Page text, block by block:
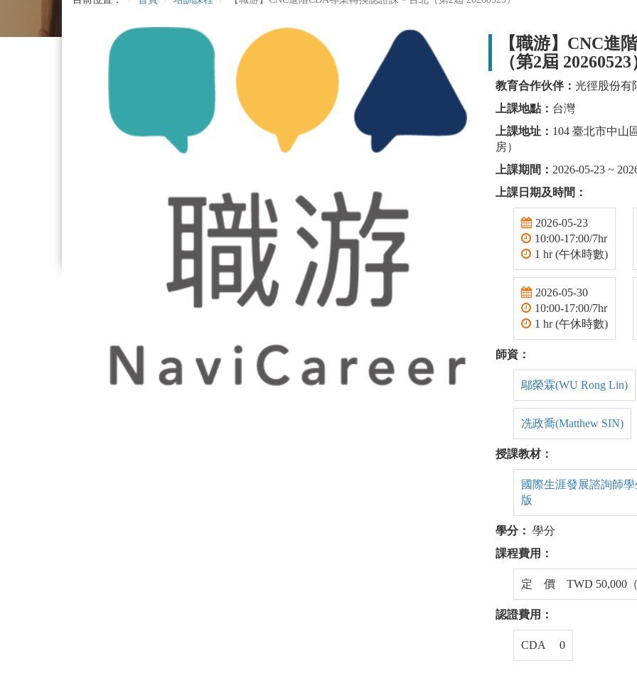
【職游】CNC進
（第2屆 20260523
教育合作伙伴： 光徑股份有
上課地點： 台灣
上課地址： 104 臺北市中山
房）
上課期間： 2026-05-23 ~
上課日期及時間：
2026-05-23
10:00-17:00/7hr
1 hr (午休時數)
2026-05-30
10:00-17:00/7hr
1 hr (午休時數)
師資：
鄔榮霖(WU Rong Lin)
冼政喬(Matthew SIN)
授課教材：
國際生涯發展諮詢師學
版
學分： 學分
課程費用：
定 價 TWD 50,000
認證費用：
CDA 0